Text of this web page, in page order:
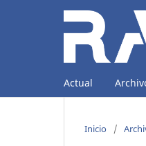
Actual
Inicio /